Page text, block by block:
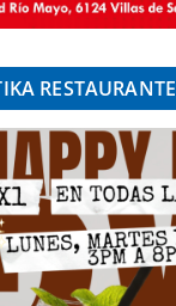
RESTAURANTE